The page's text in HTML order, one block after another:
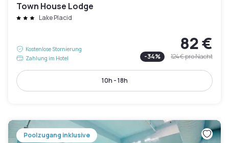
Town House Lodge
Lake Placid
Kostenlose Stornierung
Zahlung im Hotel
82 €
-34% 124 €pro Nacht
10h - 18h
Poolzugang inklusive